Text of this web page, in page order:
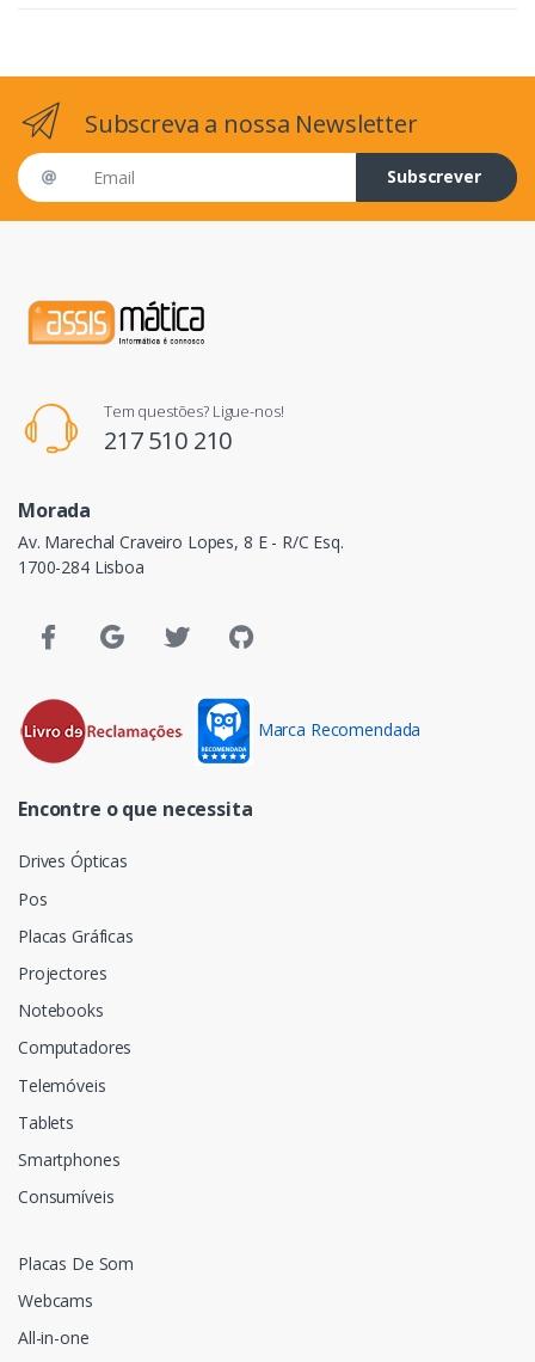
Subscreva a nossa Newsletter
Email address
Subscrever
Tem questões? Ligue-nos!
217 510 210
Morada
Av. Marechal Craveiro Lopes, 8 E - R/C Esq.
1700-284 Lisboa
Marca Recomendada
Encontre o que necessita
Drives Ópticas
Pos
Placas Gráficas
Projectores
Notebooks
Computadores
Telemóveis
Tablets
Smartphones
Consumíveis
Placas De Som
Webcams
All-in-one